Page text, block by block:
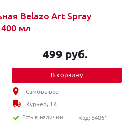
Belazo Art Spray
мл
499 руб.
В корзину
Самовывоз
Курьер, ТК
Есть в наличии
Код: 54061